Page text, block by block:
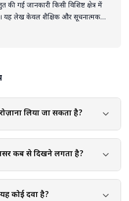
की गई जानकारी किसी विशिष्ट क्षेत्र में
यह लेख केवल शैक्षिक और सूचनात्मक
भी उत्पाद, सेवा या जानकारी के
निर्णय, आलोचनात्मक सोच और
लिया जा सकता है?
कब से दिखने लगता है?
कोई दवा है?